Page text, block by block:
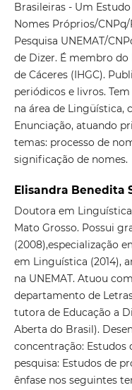
Brasileiras - Um
Nomes Próprios/
Pesquisa UNEMAT/
de Dizer. É membro
de Cáceres (IHGC).
periódicos e livros.
na área de Lingüística,
Enunciação, atuando
temas: processo de
significação de nomes.
Elisandra Benedita
Doutora em
Mato Grosso. Possui
(2008),especialização
em Linguística (2014),
na UNEMAT. Atuou
departamento de
tutora de Educação a
Aberta do Brasil).
concentração: Estudos
pesquisa: Estudos de
ênfase nos seguintes